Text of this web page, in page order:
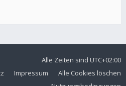
Alle Zeiten sind UTC+02:00
Alle Cookies löschen
Impressum